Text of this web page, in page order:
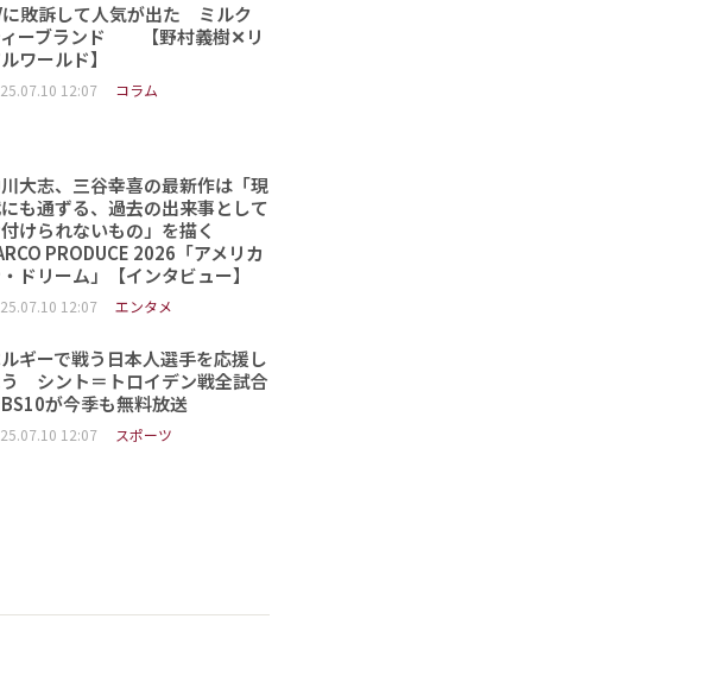
に敗訴して人気が出た ミルク
ィーブランド 【野村義樹✕リ
ワールド】
12:07 コラム
大志、三谷幸喜の最新作は「現
も通ずる、過去の出来事として
けられないもの」を描く
PRODUCE 2026「アメリカ
ドリーム」【インタビュー】
12:07 エンタメ
ギーで戦う日本人選手を応援し
シント＝トロイデン戦全試合
が今季も無料放送
12:07 スポーツ